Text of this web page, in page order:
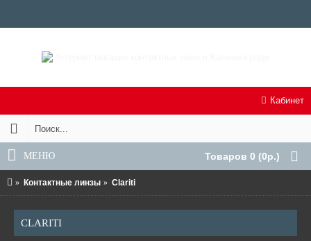
Товаров 0 (0р.)
Кабинет
МЕНЮ
Контактные линзы Clariti
CLARITI